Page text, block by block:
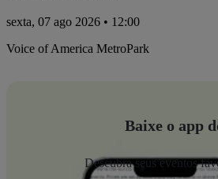
sexta, 07 ago 2026 • 12:00
Voice of America MetroPark
Baixe o app
Descubra seus eventos